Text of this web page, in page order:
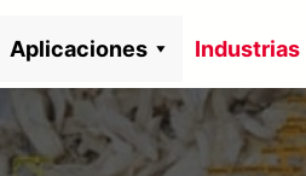
Aplicaciones Industrias